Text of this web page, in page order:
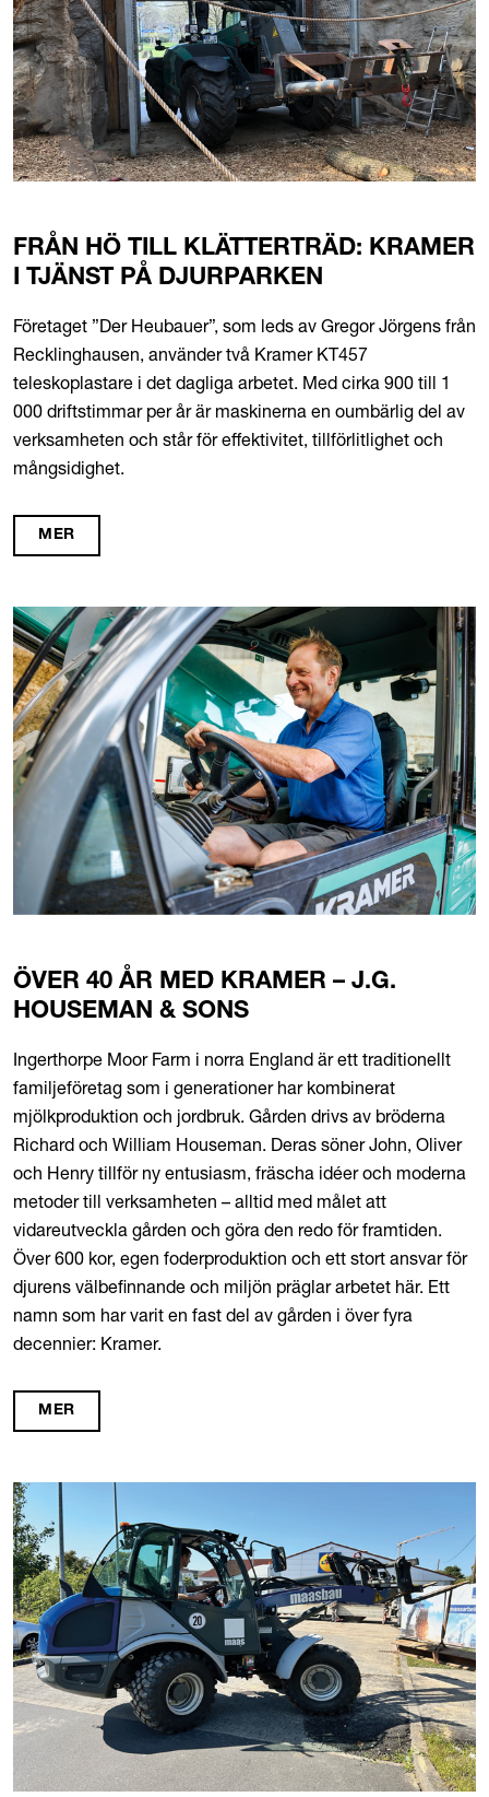
FRÅN HÖ TILL KLÄTTERTRÄD: KRAMER
I TJÄNST PÅ DJURPARKEN
Företaget ”Der Heubauer”, som leds av Gregor Jörgens från
Recklinghausen, använder två Kramer KT457
teleskoplastare i det dagliga arbetet. Med cirka 900 till 1
000 driftstimmar per år är maskinerna en oumbärlig del av
verksamheten och står för effektivitet, tillförlitlighet och
mångsidighet.
MER
ÖVER 40 ÅR MED KRAMER – J.G.
HOUSEMAN & SONS
Ingerthorpe Moor Farm i norra England är ett traditionellt
familjeföretag som i generationer har kombinerat
mjölkproduktion och jordbruk. Gården drivs av bröderna
Richard och William Houseman. Deras söner John, Oliver
och Henry tillför ny entusiasm, fräscha idéer och moderna
metoder till verksamheten – alltid med målet att
vidareutveckla gården och göra den redo för framtiden.
Över 600 kor, egen foderproduktion och ett stort ansvar för
djurens välbefinnande och miljön präglar arbetet här. Ett
namn som har varit en fast del av gården i över fyra
decennier: Kramer.
MER